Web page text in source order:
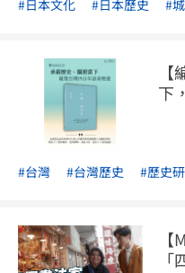
#日本文化 #日本歷史 #
下
#台灣 #台灣歷史 #歷史
「